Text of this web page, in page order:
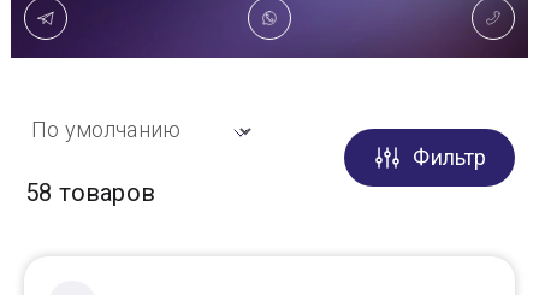
58 товаров
Фильтр